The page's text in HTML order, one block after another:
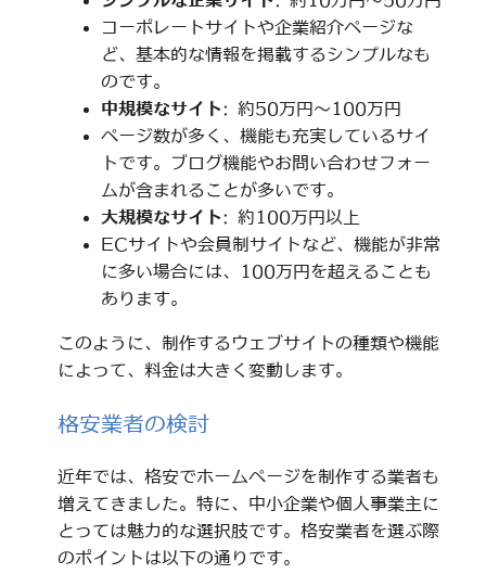
コーポレートサイトや企業紹介ページな
ど、基本的な情報を掲載するシンプルなも
のです。
中規模なサイト: 約50万円～100万円
ページ数が多く、機能も充実しているサイ
トです。ブログ機能やお問い合わせフォー
ムが含まれることが多いです。
大規模なサイト: 約100万円以上
ECサイトや会員制サイトなど、機能が非常
に多い場合には、100万円を超えることも
あります。
このように、制作するウェブサイトの種類や機能
によって、料金は大きく変動します。
格安業者の検討
近年では、格安でホームページを制作する業者も
増えてきました。特に、中小企業や個人事業主に
とっては魅力的な選択肢です。格安業者を選ぶ際
のポイントは以下の通りです。